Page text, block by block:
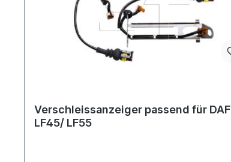
Verschleissanzeiger passend für DAF
LF45/ LF55